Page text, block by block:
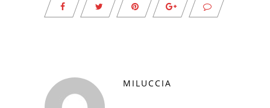
MILUCCIA